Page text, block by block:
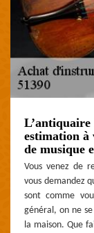
estimation à
de musique
Vous venez de
vous demandez
sont comme
général, on ne
la maison. Que